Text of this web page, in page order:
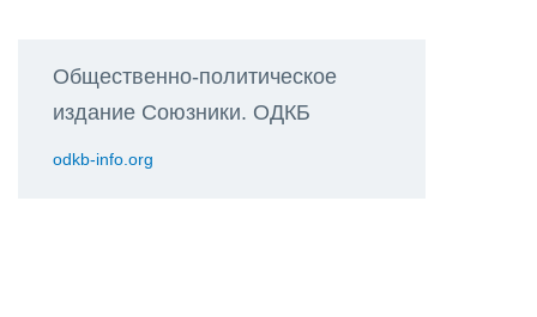
Общественно-политическое
издание Союзники. ОДКБ
odkb-info.org